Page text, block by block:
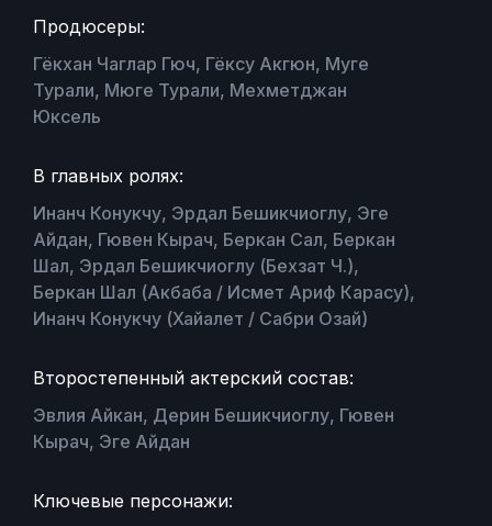
Продюсеры:
Гёкхан Чаглар Гюч, Гёксу Акгюн, Муге
Турали, Мюге Турали, Мехметджан
Юксель
В главных ролях:
Инанч Конукчу, Эрдал Бешикчиоглу, Эге
Айдан, Гювен Кырач, Беркан Сал, Беркан
Шал, Эрдал Бешикчиоглу (Бехзат Ч.),
Беркан Шал (Акбаба / Исмет Ариф Карасу),
Инанч Конукчу (Хайалет / Сабри Озай)
Второстепенный актерский состав:
Эвлия Айкан, Дерин Бешикчиоглу, Гювен
Кырач, Эге Айдан
Ключевые персонажи: